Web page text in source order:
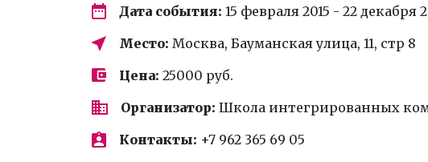
Дата события: 15 февраля 2015 - 22 декабря
Место: Москва, Бауманская улица, 11, стр 8
Цена: 25000 руб.
Организатор: Школа интегрированных
Контакты: +7 962 365 69 05